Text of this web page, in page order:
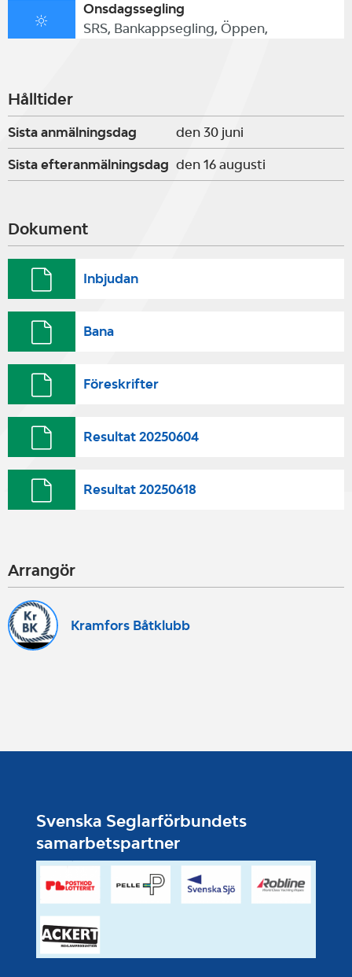
Onsdagssegling
SRS, Bankappsegling, Öppen,
Hålltider
Sista anmälningsdag den 30 juni
Sista efteranmälningsdag den 16 augusti
Dokument
Inbjudan
Bana
Föreskrifter
Resultat 20250604
Resultat 20250618
Arrangör
Kramfors Båtklubb
Svenska Seglarförbundets
samarbetspartner